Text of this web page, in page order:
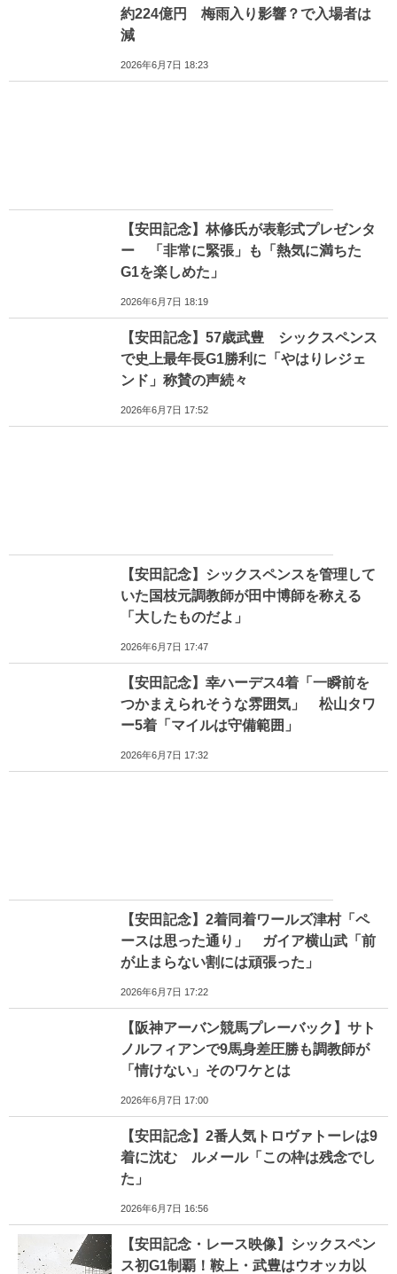
約224億円 梅雨入り影響？で入場者は
減
2026年6月7日 18:23
【安田記念】林修氏が表彰式プレゼンタ
ー 「非常に緊張」も「熱気に満ちた
G1を楽しめた」
2026年6月7日 18:19
【安田記念】57歳武豊 シックスペンス
で史上最年長G1勝利に「やはりレジェ
ンド」称賛の声続々
2026年6月7日 17:52
【安田記念】シックスペンスを管理して
いた国枝元調教師が田中博師を称える
「大したものだよ」
2026年6月7日 17:47
【安田記念】幸ハーデス4着「一瞬前を
つかまえられそうな雰囲気」 松山タワ
ー5着「マイルは守備範囲」
2026年6月7日 17:32
【安田記念】2着同着ワールズ津村「ペ
ースは思った通り」 ガイア横山武「前
が止まらない割には頑張った」
2026年6月7日 17:22
【阪神アーバン競馬プレーバック】サト
ノルフィアンで9馬身差圧勝も調教師が
「情けない」そのワケとは
2026年6月7日 17:00
【安田記念】2番人気トロヴァトーレは9
着に沈む ルメール「この枠は残念でし
た」
2026年6月7日 16:56
【安田記念・レース映像】シックスペン
ス初G1制覇！鞍上・武豊はウオッカ以